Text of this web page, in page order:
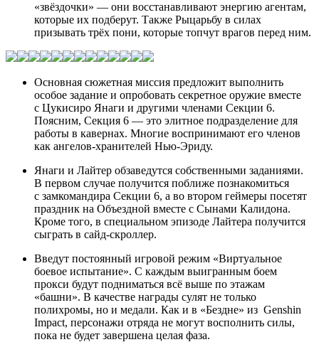
«звёздочки» — они восстанавливают энергию агентам,
которые их подберут. Также Рыцарьбу в силах
призывать трёх пони, которые топчут врагов перед ним.
Основная сюжетная миссия предложит выполнить
особое задание и опробовать секретное оружие вместе
с Цукисиро Янаги и другими членами Секции 6.
Поясним, Секция 6 — это элитное подразделение для
работы в кавернах. Многие воспринимают его членов
как ангелов-хранителей Нью-Эриду.
Янаги и Лайтер обзаведутся собственными заданиями.
В первом случае получится поближе познакомиться
с замкомандира Секции 6, а во втором геймеры посетят
праздник на Объездной вместе с Сынами Калидона.
Кроме того, в специальном эпизоде Лайтера получится
сыграть в сайд-скроллер.
Введут постоянный игровой режим «Виртуальное
боевое испытание». С каждым выигранным боем
прокси будут подниматься всё выше по этажам
«башни». В качестве награды сулят не только
полихромы, но и медали. Как и в «Бездне» из Genshin
Impact, персонажи отряда не могут восполнить силы,
пока не будет завершена целая фаза.